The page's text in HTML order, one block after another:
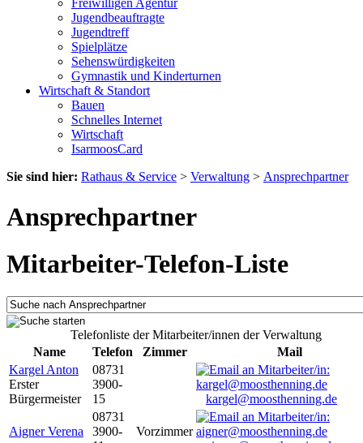
Freiwilligen Agentur
Jugendbeauftragte
Jugendtreff
Spielplätze
Sehenswürdigkeiten
Gymnastik und Kinderturnen
Wirtschaft & Standort
Bauen
Schnelles Internet
Wirtschaft
IsarmoosCard
Sie sind hier: Rathaus & Service > Verwaltung > Ansprechpartner
Ansprechpartner
Mitarbeiter-Telefon-Liste
Telefonliste der Mitarbeiter/innen der Verwaltung
Name
Telefon Zimmer
Mail
Kargel Anton
Erster
Bürgermeister
08731
3900-
15
kargel@moosthenning.de
Aigner Verena
08731
3900-
Vorzimmer